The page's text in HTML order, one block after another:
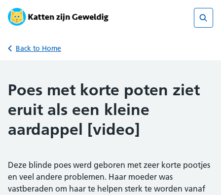
Skip
Back to Home
Poes met korte poten ziet
eruit als een kleine
aardappel [video]
Deze blinde poes werd geboren met zeer korte pootjes
en veel andere problemen. Haar moeder was
vastberaden om haar te helpen sterk te worden vanaf